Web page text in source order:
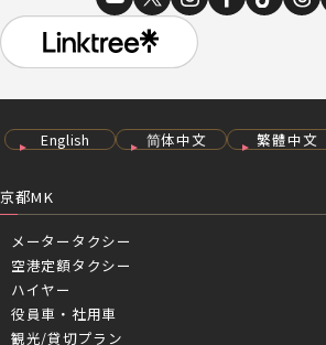
English 简体中文 繁體中文
京都MK
メータータクシー
空港定額タクシー
ハイヤー
役員車・社用車
観光/貸切プラン